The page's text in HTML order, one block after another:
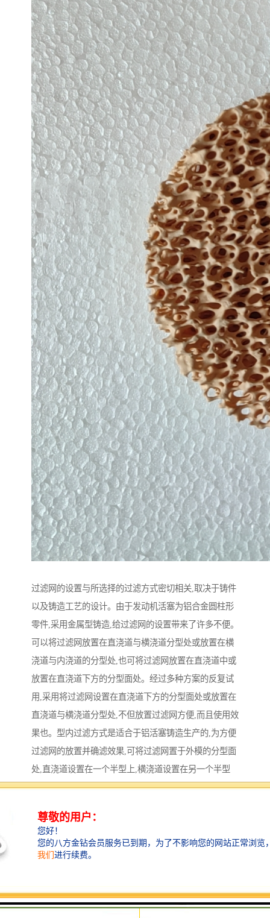
过滤网的设置与所选择的过滤方式密切相关,取决于铸件
以及铸造工艺的设计。由于发动机活塞为铝合金圆柱形
零件,采用金属型铸造,给过滤网的设置带来了许多不便。
可以将过滤网放置在直浇道与横浇道分型处或放置在横
浇道与内浇道的分型处,也可将过滤网放置在直浇道中或
放置在直浇道下方的分型面处。经过多种方案的反复试
用,采用将过滤网设置在直浇道下方的分型面处或放置在
直浇道与横浇道分型处,不但放置过滤网方便,而且使用效
果也。型内过滤方式是适合于铝活塞铸造生产的,为方便
过滤网的放置并确滤效果,可将过滤网置于外模的分型面
处,直浇道设置在一个半型上,横浇道设置在另一个半型
上,两者在直浇道的下端交汇,过滤网垂直放置在两者之
模铸造形式,图2所示的是将过滤网设置在直浇道与横浇
道分型处的1模2件铸造形式。